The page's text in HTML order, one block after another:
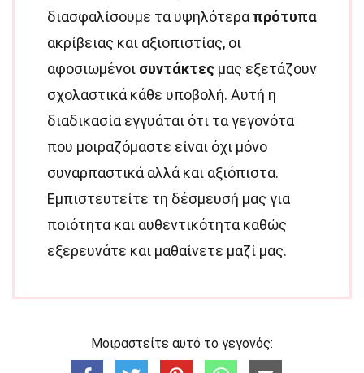
διασφαλίσουμε τα υψηλότερα πρότυπα
ακρίβειας και αξιοπιστίας, οι
αφοσιωμένοι συντάκτες μας εξετάζουν
σχολαστικά κάθε υποβολή. Αυτή η
διαδικασία εγγυάται ότι τα γεγονότα
που μοιραζόμαστε είναι όχι μόνο
συναρπαστικά αλλά και αξιόπιστα.
Εμπιστευτείτε τη δέσμευσή μας για
ποιότητα και αυθεντικότητα καθώς
εξερευνάτε και μαθαίνετε μαζί μας.
Μοιραστείτε αυτό το γεγονός: